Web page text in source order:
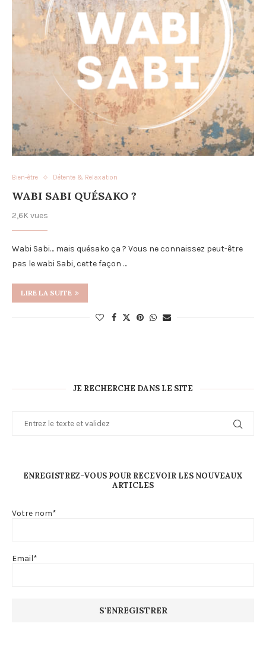
Bien-être Détente & Relaxation
WABI SABI QUÉSAKO ?
2,6K vues
Wabi Sabi… mais quésako ça ? Vous ne connaissez peut-être
pas le wabi Sabi, cette façon …
LIRE LA SUITE
JE RECHERCHE DANS LE SITE
ENREGISTREZ-VOUS POUR RECEVOIR LES NOUVEAUX
ARTICLES
Votre nom*
Email*